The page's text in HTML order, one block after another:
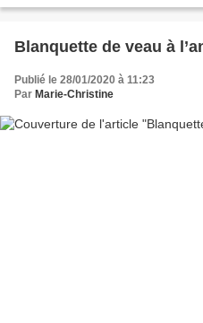
Blanquette de veau à
Publié le 28/01/2020 à 11:23
Par Marie-Christine